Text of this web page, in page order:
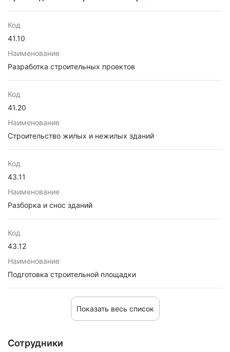
Код
41.10
Наименование
Разработка строительных проектов
Код
41.20
Наименование
Строительство жилых и нежилых зданий
Код
43.11
Наименование
Разборка и снос зданий
Код
43.12
Наименование
Подготовка строительной площадки
Показать весь список
Сотрудники